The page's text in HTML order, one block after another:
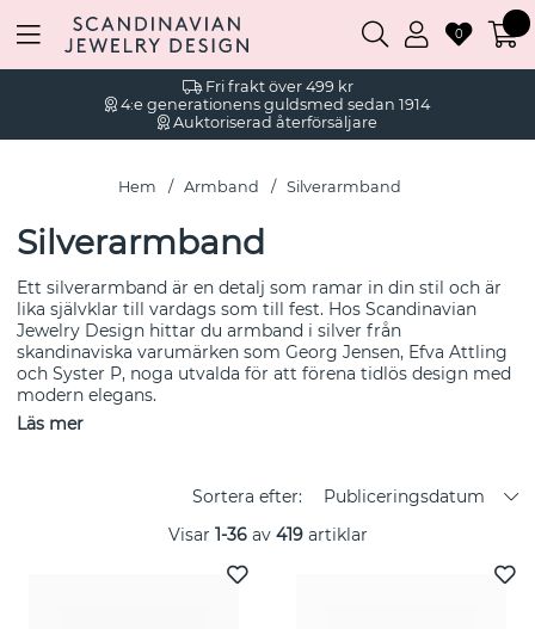
Fri frakt över 499 kr
4:e generationens guldsmed sedan 1914
Auktoriserad återförsäljare
0
Hem Armband Silverarmband
Silverarmband
Ett silverarmband är en detalj som ramar in din stil och är
lika självklar till vardags som till fest. Hos Scandinavian
Jewelry Design hittar du armband i silver från
skandinaviska varumärken som Georg Jensen, Efva Attling
och Syster P, noga utvalda för att förena tidlös design med
modern elegans.
Läs mer
Sortera efter:
Publiceringsdatum
Visar 1-36av 419artiklar